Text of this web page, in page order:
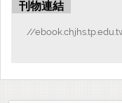
刊物連結
//